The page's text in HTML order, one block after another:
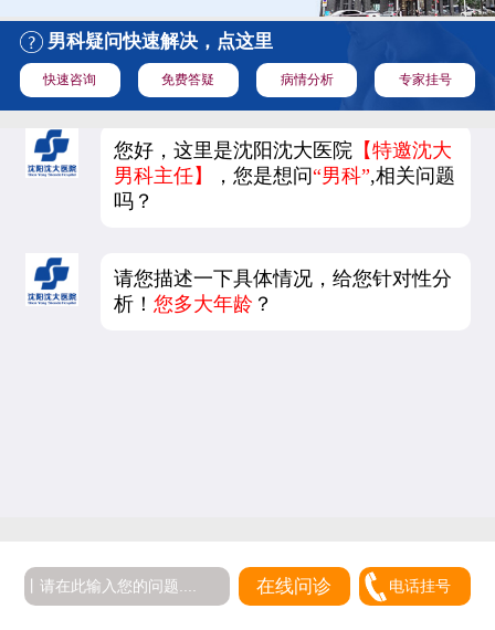
男科疑问快速解决，点这里
快速咨询 免费答疑 病情分析 专家挂号
您好，这里是沈阳沈大医院 【特邀沈大
男科主任】
，您是想问“男科”,相关问题
吗？
请您描述一下具体情况，给您针对性分
析！您多大年龄 ？
在线问诊 电话挂号